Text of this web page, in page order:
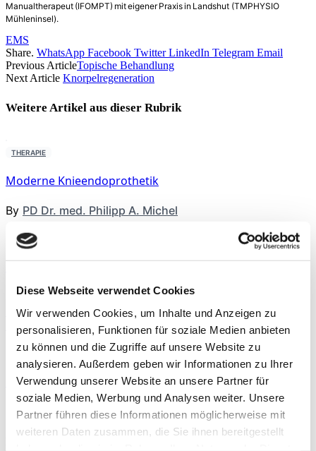
Diese Webseite verwendet Cookies
Wir verwenden Cookies, um Inhalte und Anzeigen zu
personalisieren, Funktionen für soziale Medien anbieten
zu können und die Zugriffe auf unsere Website zu
analysieren. Außerdem geben wir Informationen zu Ihrer
Verwendung unserer Website an unsere Partner für
soziale Medien, Werbung und Analysen weiter. Unsere
Partner führen diese Informationen möglicherweise mit
weiteren Daten zusammen, die Sie ihnen bereitgestellt
Manualtherapeut (IFOMPT) mit eigener Praxis in Landshut (TMPHYSIO
Mühleninsel).
EMS
Share. WhatsApp Facebook Twitter LinkedIn Telegram Email
Previous ArticleTopische Behandlung
Next Article Knorpelregeneration
Weitere Artikel aus dieser Rubrik
THERAPIE
Moderne Knieendoprothetik
By PD Dr. med. Philipp A. Michel
THERAPIE
By Rebecca Abel ,Prof. Dr. phil. Daniel Niederer
med. Christoph Offerhaus,Alexander Glowa,Dr.
Sportwiss. Christiane Wilke
THERAPIE
Schambeinentzündung
By Dr. med. Michael Rettler